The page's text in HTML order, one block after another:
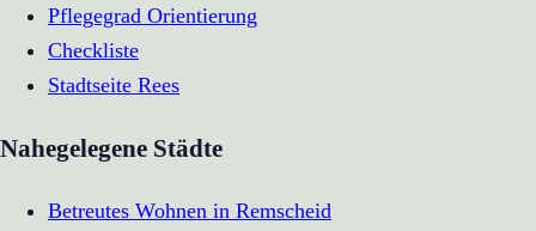
Pflegegrad Orientierung
Checkliste
Stadtseite Rees
Nahegelegene Städte
Betreutes Wohnen in Remscheid